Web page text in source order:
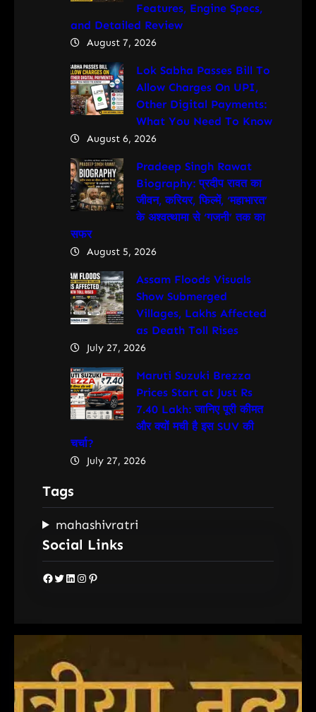
Features, Engine Specs,
and Detailed Review
August 7, 2026
Lok Sabha Passes Bill To
Allow Charges On UPI,
Other Digital Payments:
What You Need To Know
August 6, 2026
Pradeep Singh Rawat
Biography: प्रदीप रावत का
जीवन, करियर, फिल्में, ‘महाभारत’
के अश्वत्थामा से ‘गजनी’ तक का
सफर
August 5, 2026
Assam Floods Visuals
Show Submerged
Villages, Lakhs Affected
as Death Toll Rises
July 27, 2026
Maruti Suzuki Brezza
Prices Start at Just Rs
7.40 Lakh: जानिए पूरी कीमत
और क्यों मची है इस SUV की
चर्चा?
July 27, 2026
Tags
mahashivratri
Social Links
Facebook Twitter LinkedIn Instagram Pinterest